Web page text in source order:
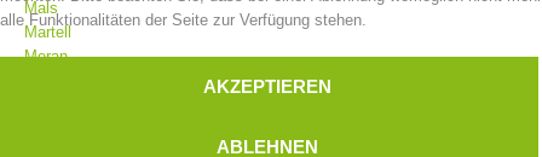
Mals
Martell
Meran
alle Funktionalitäten der Seite zur Verfügung stehen.
AKZEPTIEREN
ABLEHNEN